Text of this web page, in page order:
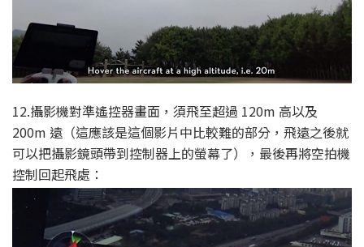
12.攝影機對準遙控器畫面，須飛至超過 120m 高以及
200m 遠（這應該是這個影片中比較難的部分，飛遠之後就
可以把攝影鏡頭帶到控制器上的螢幕了），最後再將空拍機
控制回起飛處：